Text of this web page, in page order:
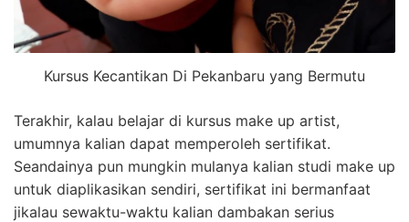
Kursus Kecantikan Di Pekanbaru yang Bermutu
Terakhir, kalau belajar di kursus make up artist,
umumnya kalian dapat memperoleh sertifikat.
Seandainya pun mungkin mulanya kalian studi make up
untuk diaplikasikan sendiri, sertifikat ini bermanfaat
jikalau sewaktu-waktu kalian dambakan serius